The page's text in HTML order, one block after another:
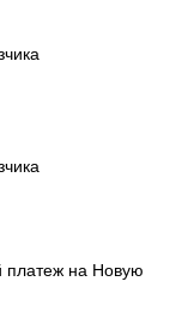
платеж на Новую